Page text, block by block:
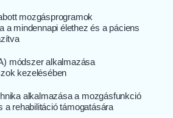
mozgásprogramok
a mindennapi élethez és a páciens
módszer alkalmazása
kezelésében
alkalmazása a mozgásfunkció
a rehabilitáció támogatására